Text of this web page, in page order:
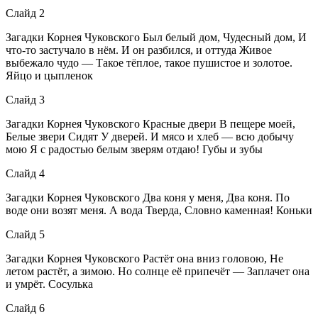
Слайд 2
Загадки Корнея Чуковского Был белый дом, Чудесный дом, И
что-то застучало в нём. И он разбился, и оттуда Живое
выбежало чудо — Такое тёплое, такое пушистое и золотое.
Яйцо и цыпленок
Слайд 3
Загадки Корнея Чуковского Красные двери В пещере моей,
Белые звери Сидят У дверей. И мясо и хлеб — всю добычу
мою Я с радостью белым зверям отдаю! Губы и зубы
Слайд 4
Загадки Корнея Чуковского Два коня у меня, Два коня. По
воде они возят меня. А вода Тверда, Словно каменная! Коньки
Слайд 5
Загадки Корнея Чуковского Растёт она вниз головою, Не
летом растёт, а зимою. Но солнце её припечёт — Заплачет она
и умрёт. Сосулька
Слайд 6